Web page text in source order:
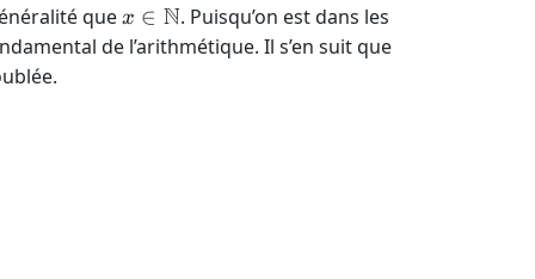
quex \in
\mathbb
x ∈ N. Puisqu’on est dans les
de l’arithmétique. Il s’en suit que
\cdot \frac{487}{485} c